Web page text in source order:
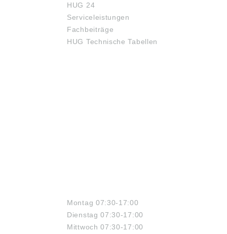
HUG 24
Serviceleistungen
Fachbeiträge
HUG Technische Tabellen
Montag 07:30-17:00
Dienstag 07:30-17:00
Mittwoch 07:30-17:00